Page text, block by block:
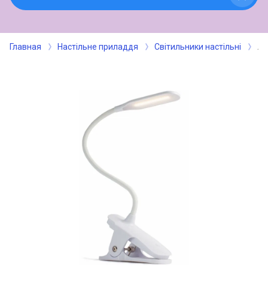
Главная Настільне приладдя Світильники настільні